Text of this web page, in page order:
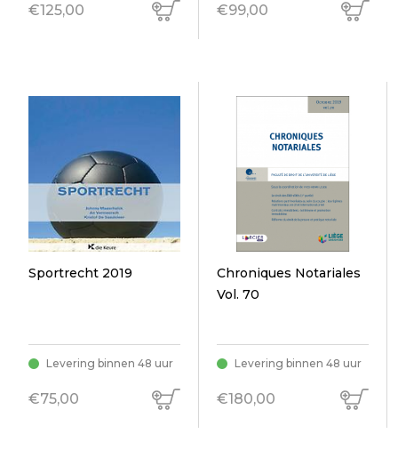
€125,00 €99,00
Sportrecht 2019
Levering binnen 48 uur
€75,00
Chroniques Notariales
Vol. 70
Levering binnen 48 uur
€180,00